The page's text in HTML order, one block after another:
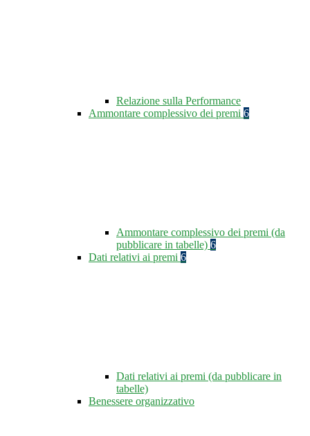
Relazione sulla Performance
Ammontare complessivo dei premi 6
Ammontare complessivo dei premi (da
pubblicare in tabelle) 6
Dati relativi ai premi 6
Dati relativi ai premi (da pubblicare in
tabelle)
Benessere organizzativo